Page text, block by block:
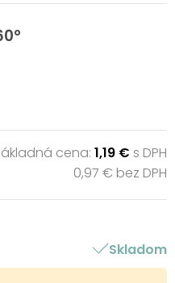
cena: 1,19 € s DPH
0,97 € bez DPH
Skladom